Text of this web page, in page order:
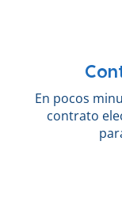
En pocos
contrato